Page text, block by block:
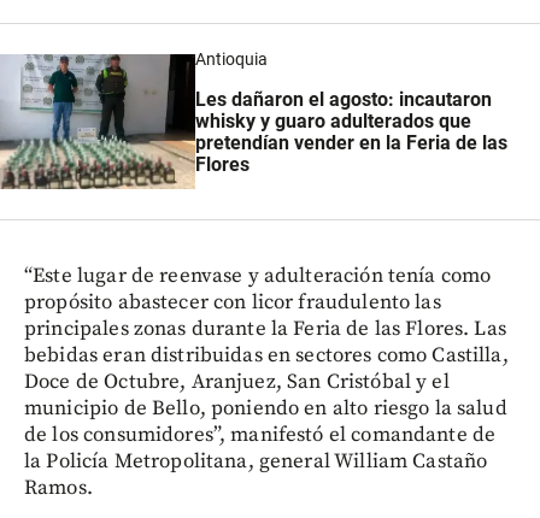
Antioquia
Les dañaron el agosto: incautaron
whisky y guaro adulterados que
pretendían vender en la Feria de las
Flores
“Este lugar de reenvase y adulteración tenía como
propósito abastecer con licor fraudulento las
principales zonas durante la Feria de las Flores. Las
bebidas eran distribuidas en sectores como Castilla,
Doce de Octubre, Aranjuez, San Cristóbal y el
municipio de Bello, poniendo en alto riesgo la salud
de los consumidores”, manifestó el comandante de
la Policía Metropolitana, general William Castaño
Ramos.